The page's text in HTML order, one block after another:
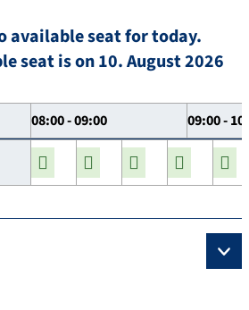
available seat for today.
seat is on 10. August 2026
08:00 - 09:00 09:00 -